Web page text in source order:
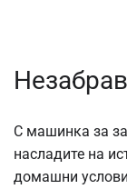
С машинка за
насладите на
домашни